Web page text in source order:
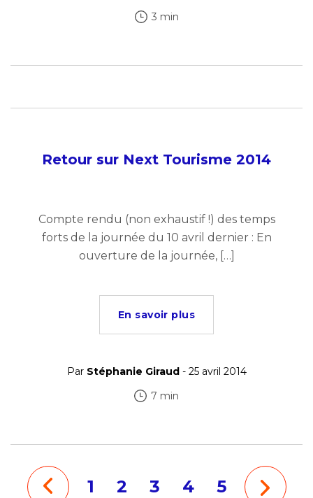
3 min
Retour sur Next Tourisme 2014
Compte rendu (non exhaustif !) des temps
forts de la journée du 10 avril dernier : En
ouverture de la journée, […]
En savoir plus
Par Stéphanie Giraud - 25 avril 2014
7 min
1 2 3 4 5